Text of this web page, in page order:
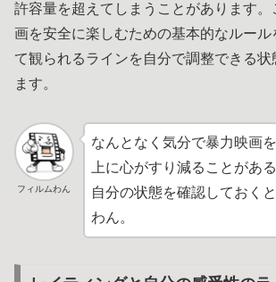
許容量を超えてしまうことがあります。
画を安全に楽しむための基本的なルール
て観られるラインを自分で調整できる状
ます。
フィルムわん
なんとなく気分で暴力映画
上に心がすり減ることがあ
自分の状態を確認しておく
わん。